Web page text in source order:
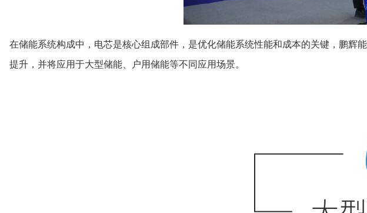
在储能系统构成中，电芯是核心组成部件，是优化储能系统性能和成本的关键，鹏
提升，并将应用于大型储能、户用储能等不同应用场景。